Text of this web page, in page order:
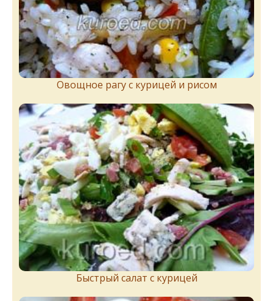
Овощное рагу с курицей и рисом
Быстрый салат с курицей